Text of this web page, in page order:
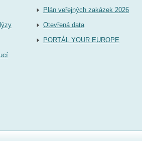
Plán veřejných zakázek 2026
Otevřená data
PORTÁL YOUR EUROPE